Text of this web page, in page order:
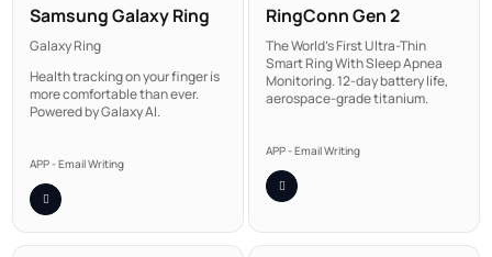
Samsung Galaxy Ring
Galaxy Ring
Health tracking on your finger is
more comfortable than ever.
Powered by Galaxy AI.
APP - Email Writing
RingConn Gen 2
The World's First Ultra-Thin
Smart Ring With Sleep Apnea
Monitoring. 12-day battery life,
aerospace-grade titanium.
APP - Email Writing